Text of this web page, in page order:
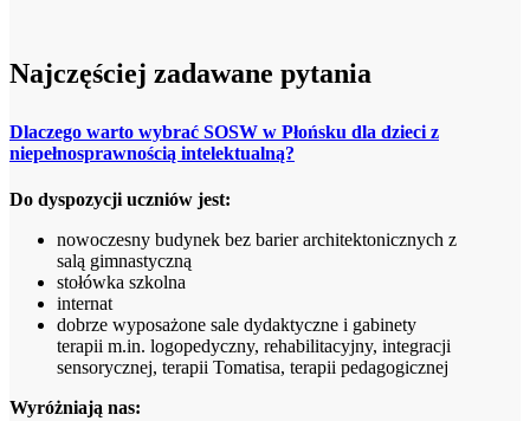
Najczęściej zadawane pytania
Dlaczego warto wybrać SOSW w Płońsku dla dzieci z
niepełnosprawnością intelektualną?
Do dyspozycji uczniów jest:
nowoczesny budynek bez barier architektonicznych z
salą gimnastyczną
stołówka szkolna
internat
dobrze wyposażone sale dydaktyczne i gabinety
terapii m.in. logopedyczny, rehabilitacyjny, integracji
sensorycznej, terapii Tomatisa, terapii pedagogicznej
Wyróżniają nas: